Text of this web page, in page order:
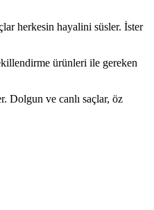
herkesin hayalini süsler. İster
ürünleri ile gereken
Dolgun ve canlı saçlar, öz